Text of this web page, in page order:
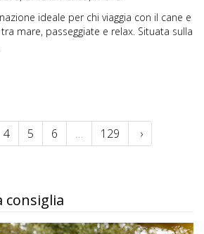
ideale per chi viaggia con il cane e
mare, passeggiate e relax. Situata sulla
4 5 6 … 129 ›
consiglia